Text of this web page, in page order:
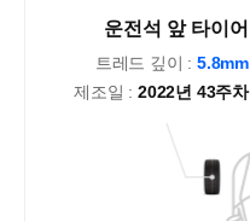
운전석 앞 타이어
트레드 깊이 : 5.8mm
제조일 : 2022년 43주차